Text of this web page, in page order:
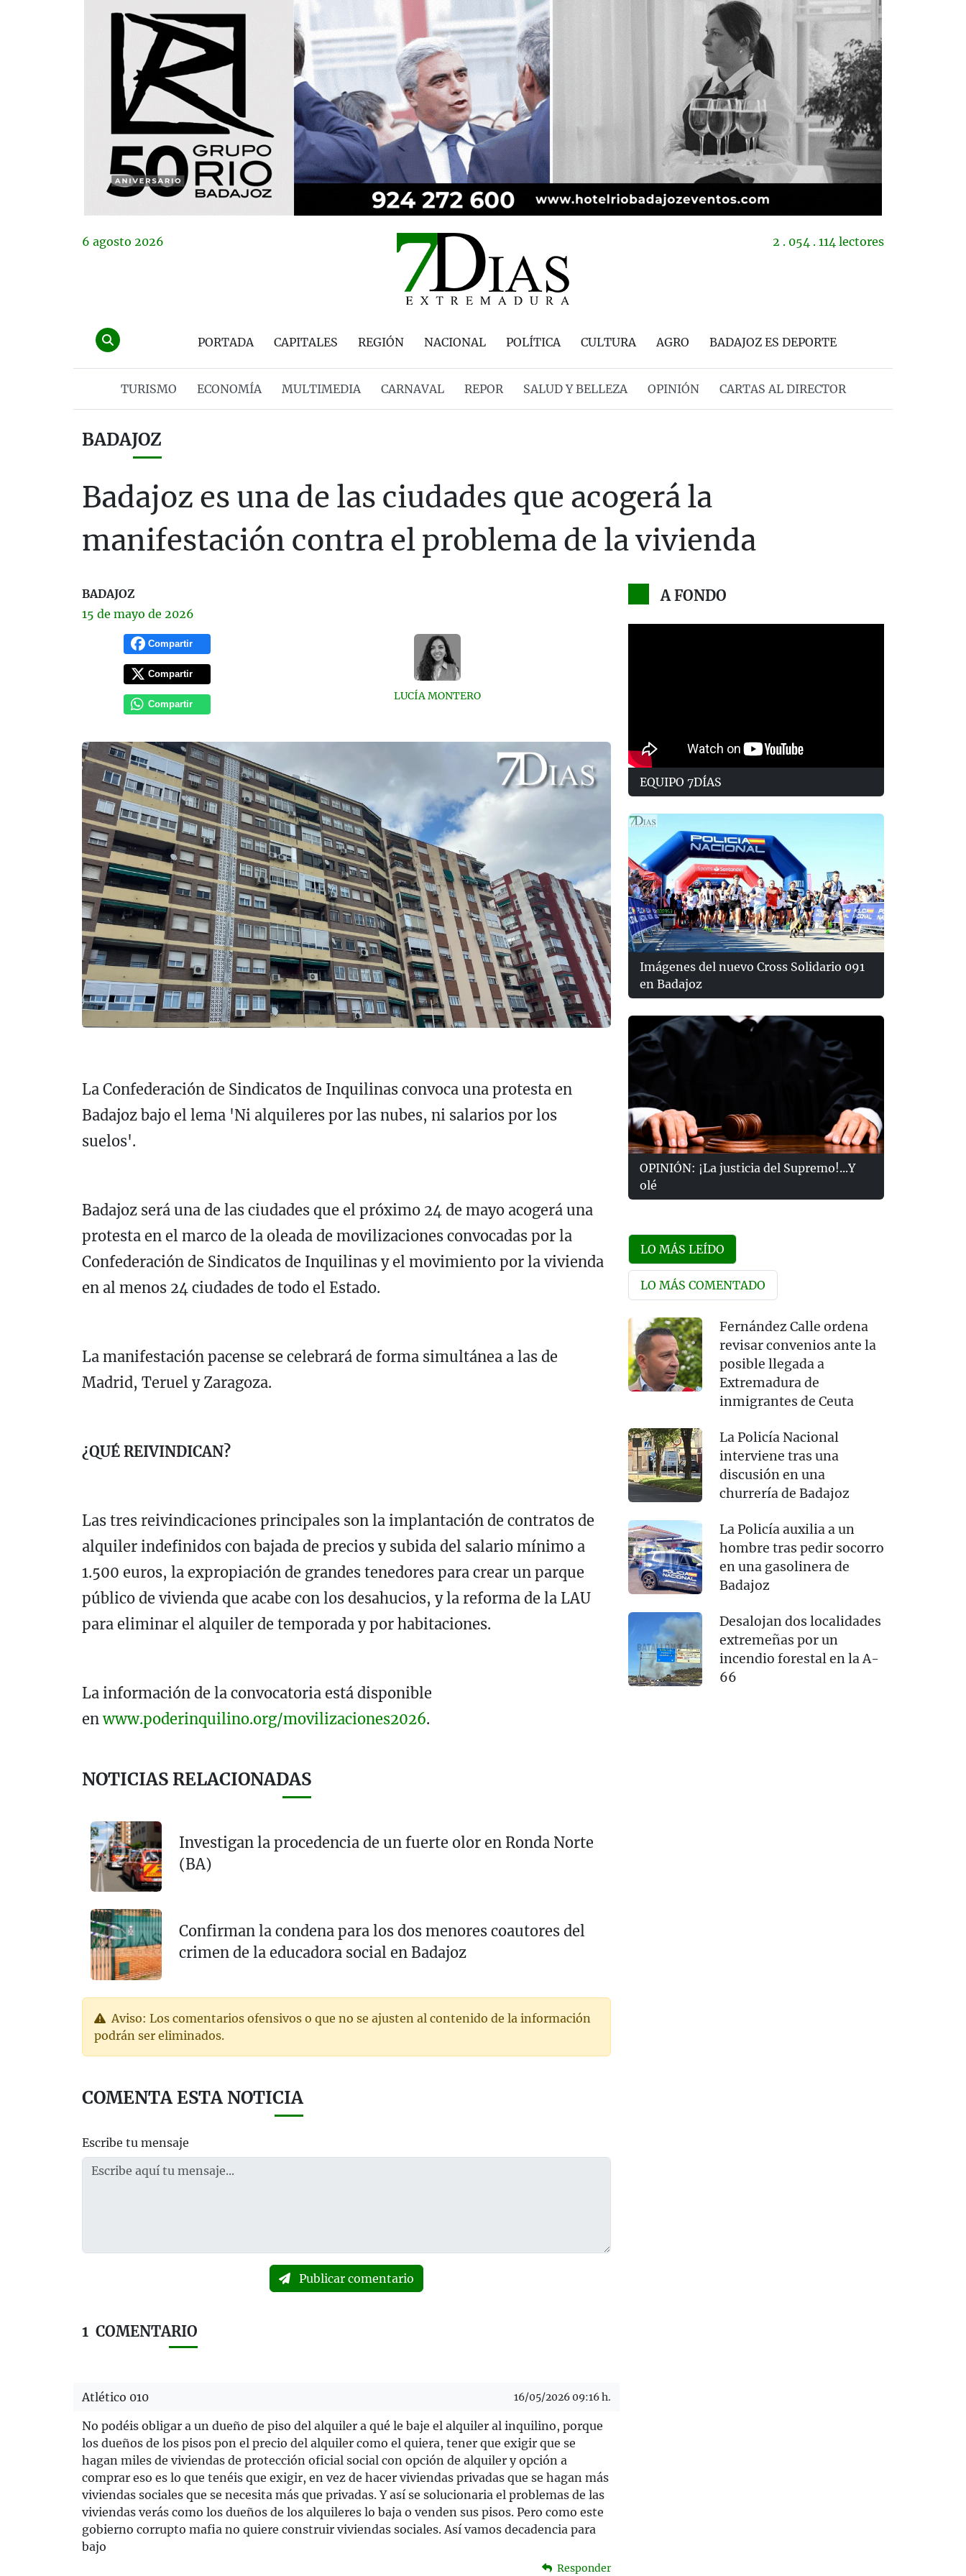
6 agosto 2026 2 . 054 . 114 lectores
PORTADA CAPITALES REGIÓN NACIONAL POLÍTICA CULTURA AGRO BADAJOZ ES DEPORTE
TURISMO ECONOMÍA MULTIMEDIA CARNAVAL REPOR SALUD Y BELLEZA OPINIÓN CARTAS AL DIRECTOR
BADAJOZ
Badajoz es una de las ciudades que acogerá la
manifestación contra el problema de la vivienda
BADAJOZ
15 de mayo de 2026
Compartir
Compartir
Compartir
LUCÍA MONTERO
La Confederación de Sindicatos de Inquilinas convoca una protesta en
Badajoz bajo el lema 'Ni alquileres por las nubes, ni salarios por los
suelos'.
Badajoz será una de las ciudades que el próximo 24 de mayo acogerá una
protesta en el marco de la oleada de movilizaciones convocadas por la
Confederación de Sindicatos de Inquilinas y el movimiento por la vivienda
en al menos 24 ciudades de todo el Estado.
La manifestación pacense se celebrará de forma simultánea a las de
Madrid, Teruel y Zaragoza.
¿QUÉ REIVINDICAN?
Las tres reivindicaciones principales son la implantación de contratos de
alquiler indefinidos con bajada de precios y subida del salario mínimo a
1.500 euros, la expropiación de grandes tenedores para crear un parque
público de vivienda que acabe con los desahucios, y la reforma de la LAU
para eliminar el alquiler de temporada y por habitaciones.
La información de la convocatoria está disponible
enwww.poderinquilino.org/movilizaciones2026.
NOTICIAS RELACIONADAS
Investigan la procedencia de un fuerte olor en Ronda Norte
(BA)
Confirman la condena para los dos menores coautores del
crimen de la educadora social en Badajoz
Aviso: Los comentarios ofensivos o que no se ajusten al contenido de la información
podrán ser eliminados.
COMENTA ESTA NOTICIA
Escribe tu mensaje
Publicar comentario
1 COMENTARIO
Atlético 010 16/05/2026 09:16 h.
No podéis obligar a un dueño de piso del alquiler a qué le baje el alquiler al inquilino, porque
los dueños de los pisos pon el precio del alquiler como el quiera, tener que exigir que se
hagan miles de viviendas de protección oficial social con opción de alquiler y opción a
comprar eso es lo que tenéis que exigir, en vez de hacer viviendas privadas que se hagan más
viviendas sociales que se necesita más que privadas. Y así se solucionaria el problemas de las
viviendas verás como los dueños de los alquileres lo baja o venden sus pisos. Pero como este
gobierno corrupto mafia no quiere construir viviendas sociales. Así vamos decadencia para
bajo
Responder
A FONDO
EQUIPO 7DÍAS
Imágenes del nuevo Cross Solidario 091
en Badajoz
OPINIÓN: ¡La justicia del Supremo!...Y
olé
LO MÁS LEÍDO
LO MÁS COMENTADO
Fernández Calle ordena
revisar convenios ante la
posible llegada a
Extremadura de
inmigrantes de Ceuta
La Policía Nacional
interviene tras una
discusión en una
churrería de Badajoz
La Policía auxilia a un
hombre tras pedir socorro
en una gasolinera de
Badajoz
Desalojan dos localidades
extremeñas por un
incendio forestal en la A-
66